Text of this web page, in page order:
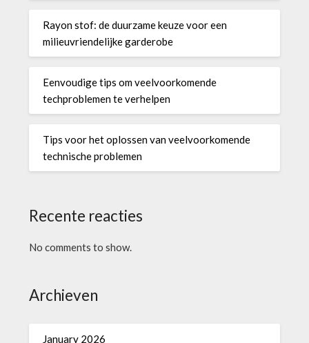
Rayon stof: de duurzame keuze voor een
milieuvriendelijke garderobe
Eenvoudige tips om veelvoorkomende
techproblemen te verhelpen
Tips voor het oplossen van veelvoorkomende
technische problemen
Recente reacties
No comments to show.
Archieven
January 2026